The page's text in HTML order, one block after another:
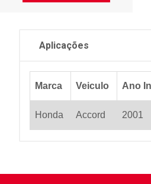
Aplicações
Marca Veiculo Ano
Honda Accord 2001